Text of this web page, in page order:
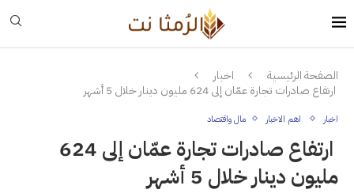
الصفحة الرئيسية
اخبار
ارتفاع صادرات تجارة عمّان إلى 624 مليون دينار خلال 5 أشهر
اخبار اهم الاخبار مال واقتصاد
ارتفاع صادرات تجارة عمّان إلى 624
مليون دينار خلال 5 أشهر